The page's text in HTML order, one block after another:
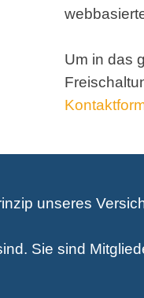
Um in das
unseres
Sie sind